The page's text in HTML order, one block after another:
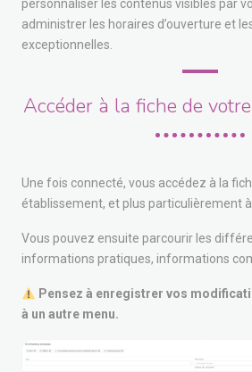
personnaliser les contenus visibles par
administrer les horaires d’ouverture et
exceptionnelles.
Accéder à la fiche de
Une fois connecté, vous accédez à la
établissement, et plus particulièrement
Vous pouvez ensuite parcourir les
informations pratiques, informations
Pensez à enregistrer vos
à un autre menu.